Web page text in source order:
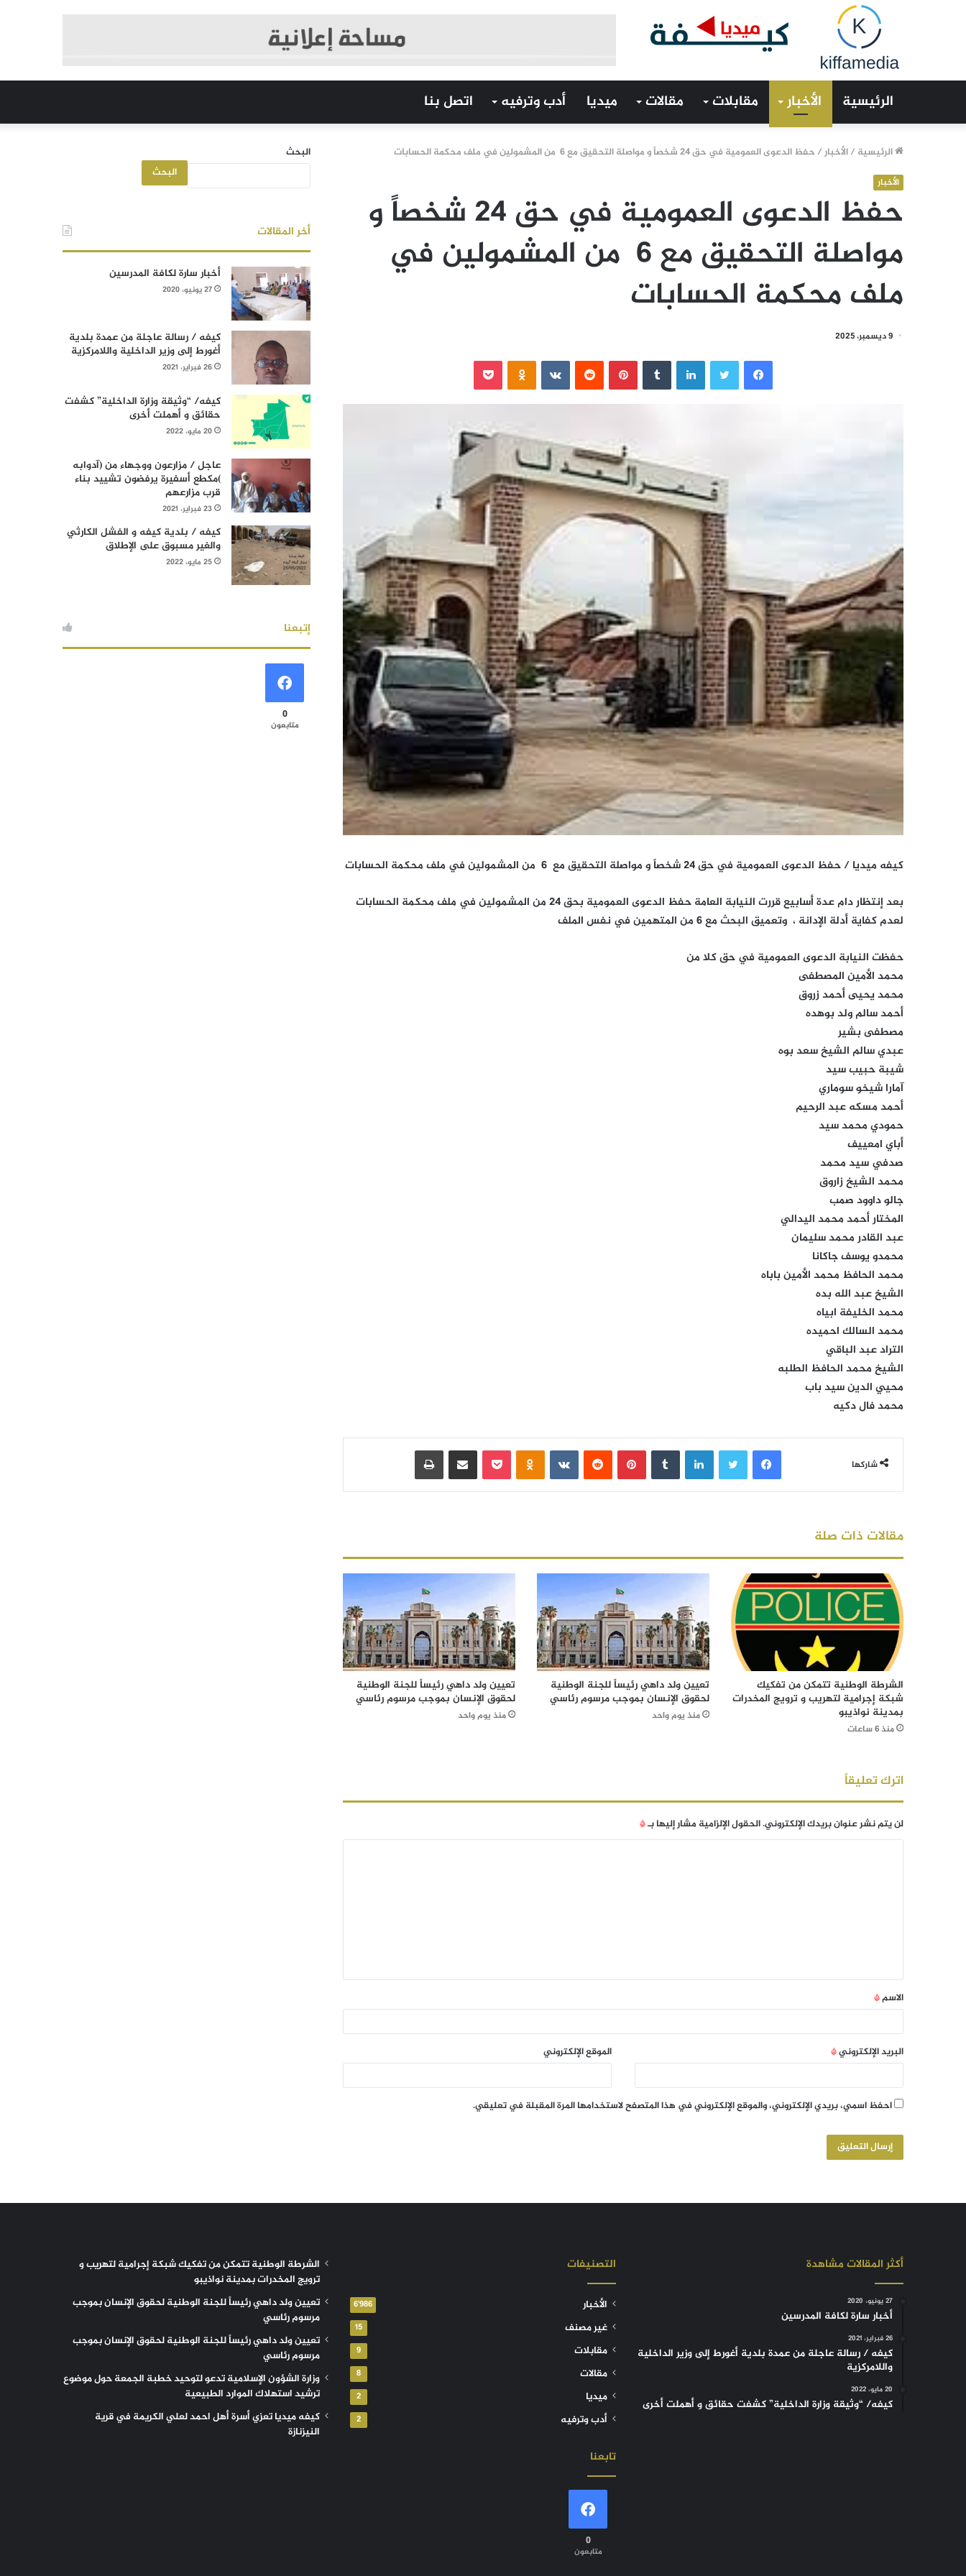
الرئيسية الأخبار مقابلات مقالات ميديا أدب وترفيه اتصل بنا
الرئيسية /الأخبار/ حفظ الدعوى العمومية في حق 24 شخصاً و مواصلة التحقيق مع 6 من المشمولين في ملف محكمة الحسابات
الأخبار
حفظ الدعوى العمومية في حق 24 شخصاً و
مواصلة التحقيق مع 6 من المشمولين في
ملف محكمة الحسابات
9 ديسمبر، 2025
فيسبوك لينكدإن بينتيريست
كيفه ميديا / حفظ الدعوى العمومية في حق 24 شخصاً و مواصلة التحقيق مع 6 من المشمولين في ملف محكمة الحسابات
بعد إنتظار دام عدة أسابيع قررت النيابة العامة حفظ الدعوى العمومية بحق 24 من المشمولين في ملف محكمة الحسابات
لعدم كفاية أدلة الإدانة ، وتعميق البحث مع 6 من المتهمين في نفس الملف
حفظت النيابة الدعوى العمومية في حق كلا من
محمد الأمين المصطفى
محمد يحيى أحمد زروق
أحمد سالم ولد بوهده
مصطفى بشير
عبدي سالم الشيخ سعد بوه
شيبة حبيب سيد
آمارا شيخو سوماري
أحمد مسكه عبد الرحيم
حمودي محمد سيد
أباي امعييف
صدفي سيد محمد
محمد الشيخ زاروق
جالو داوود صمب
المختار أحمد محمد اليدالي
عبد القادر محمد سليمان
محمدو يوسف جاكانا
محمد الحافظ محمد الأمين باباه
الشيخ عبد الله بده
محمد الخليفة ابياه
محمد السالك احميده
التراد عبد الباقي
الشيخ محمد الحافظ الطلبه
محيي الدين سيد باب
محمد فال دكيه
شاركها
فيسبوك لينكدإن بينتيريست بوكيت مشاركة عبر البريد
مقالات ذات صلة
الشرطة الوطنية تتمكن من تفكيك
شبكة إجرامية لتهريب و ترويج المخدرات
بمدينة نواذيبو
منذ 6 ساعات
تعيين ولد داهي رئيساً للجنة الوطنية
لحقوق الإنسان بموجب مرسوم رئاسي
منذ يوم واحد
تعيين ولد داهي رئيساً للجنة الوطنية
لحقوق الإنسان بموجب مرسوم رئاسي
منذ يوم واحد
اترك تعليقاً
لن يتم نشر عنوان بريدك الإلكتروني.الحقول الإلزامية مشار إليها بـ*
الاسم*
البريد الإلكتروني* الموقع الإلكتروني
احفظ اسمي، بريدي الإلكتروني، والموقع الإلكتروني في هذا المتصفح لاستخدامها المرة المقبلة في تعليقي.
البحث
البحث
أخر المقالات
أخبار سارة لكافة المدرسين
27 يونيو، 2020
كيفه / رسالة عاجلة من عمدة بلدية
أغورط إلى وزير الداخلية واللامركزية
26 فبراير، 2021
كيفه/ “وثيقة وزارة الداخلية” كشفت
حقائق و أهملت أخرى
20 مايو، 2022
عاجل / مزارعون ووجهاء من (آدوابه
)مكطع أسفيرة يرفضون تشييد بناء
قرب مزارعهم
23 فبراير، 2021
كيفه / بلدية كيفه و الفشل الكارثي
والغير مسبوق على الإطلاق
25 مايو، 2022
إتبعنا
0
متابعون
أكثر المقالات مشاهدة
27 يونيو، 2020
أخبار سارة لكافة المدرسين
26 فبراير، 2021
كيفه / رسالة عاجلة من عمدة بلدية أغورط إلى وزير الداخلية
واللامركزية
20 مايو، 2022
كيفه/ “وثيقة وزارة الداخلية” كشفت حقائق و أهملت أخرى
التصنيفات
الأخبار 6٬986
غير مصنف 15
مقابلات 9
مقالات 8
ميديا 2
أدب وترفيه 2
تابعنا
0
متابعون
الشرطة الوطنية تتمكن من تفكيك شبكة إجرامية لتهريب و
ترويج المخدرات بمدينة نواذيبو
تعيين ولد داهي رئيساً للجنة الوطنية لحقوق الإنسان بموجب
مرسوم رئاسي
تعيين ولد داهي رئيساً للجنة الوطنية لحقوق الإنسان بموجب
مرسوم رئاسي
وزارة الشؤون الإسلامية تدعو لتوحيد خطبة الجمعة حول موضوع
ترشيد استهلاك الموارد الطبيعية
كيفه ميديا تعزي أسرة أهل احمد لعلي الكريمة في قرية
النيزنازة